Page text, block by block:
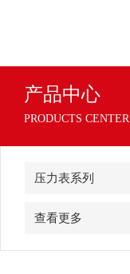
产品中心
PRODUCTS CENTER
压力表系列
查看更多